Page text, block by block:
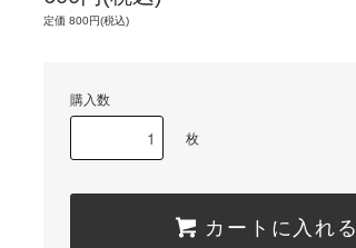
定価 800円(税込)
購入数
枚
カートに入れる